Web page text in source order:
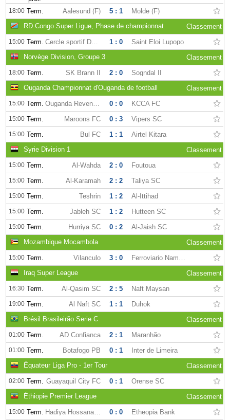
18:00 Term. Aalesund (F) 5 : 1
Molde (F)
RD Congo Super Ligue, Phase de championnat
Classement
15:00 Term. Cercle sportif Don Bosco 1 : 0
Saint Eloi Lupopo
Norvège Division, Groupe 3
Classement
18:00 Term. SK Brann II 2 : 0
Sogndal II
Ouganda Championnat d'Ouganda de football
Classement
15:00 Term. Ouganda Revenue Authority 0 : 0 KCCA FC
15:00 Term. Maroons FC 0 : 3 Vipers SC
15:00 Term. Bul FC 1 : 1
Airtel Kitara
Syrie Division 1
Classement
15:00 Term. Al-Wahda 2 : 0 Foutoua
15:00 Term. Al-Karamah 2 : 2 Taliya SC
15:00 Term. Teshrin 1 : 2 Al-Ittihad
15:00 Term. Jableh SC 1 : 2 Hutteen SC
15:00 Term. Hurriya SC 0 : 2
Al-Jaish SC
Mozambique Mocambola
Classement
15:00 Term. Vilanculo 3 : 0
Ferroviario Nampula
Iraq Super League
Classement
16:30 Term. Al-Qasim SC 2 : 5 Naft Maysan
19:00 Term. Al Naft SC 1 : 1
Duhok
Brésil Brasileirão Serie C
Classement
01:00 Term. AD Confianca 2 : 1 Maranhão
01:00 Term. Botafogo PB 0 : 1
Inter de Limeira
Équateur Liga Pro - 1er Tour
Classement
02:00 Term. Guayaquil City FC 0 : 1
Orense SC
Éthiopie Premier League
Classement
15:00 Term. Hadiya Hossana FC 0 : 0 Etheopia Bank